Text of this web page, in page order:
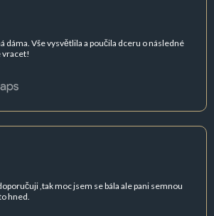
dáma. Vše vysvětlila a poučila dceru o následné
vracet!
,tak moc jsem se bála ale pani semnou
hned.